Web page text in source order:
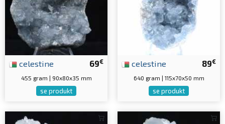
69€
celestine
455 gram | 90x80x35 mm
se produkt
89€
celestine
640 gram | 115x70x50 mm
se produkt